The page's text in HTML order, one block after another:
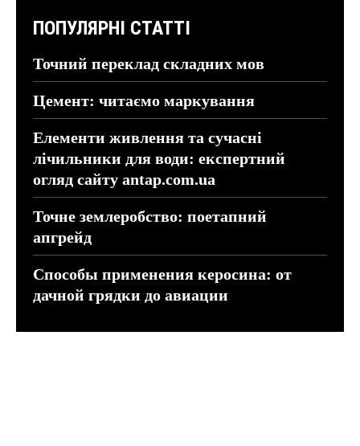
ПОПУЛЯРНІ СТАТТІ
Точний переклад складних мов
Цемент: читаємо маркування
Елементи живлення та сучасні
лічильники для води: експертний
огляд сайту antap.com.ua
Точне землеробство: поетапний
апгрейд
Способы применения керосина: от
дачной грядки до авиации